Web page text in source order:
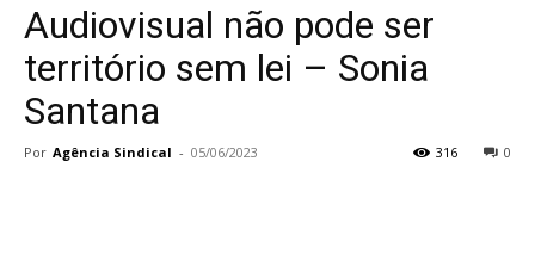
Audiovisual não pode ser
território sem lei – Sonia
Santana
Por Agência Sindical - 05/06/2023 0
316